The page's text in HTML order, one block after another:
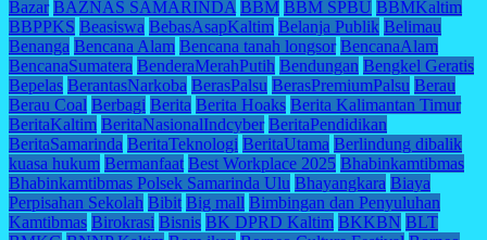
Bazar BAZNAS SAMARINDA BBM BBM SPBU BBMKaltim
BBPPKS Beasiswa BebasAsapKaltim Belanja Publik Belimau
Benanga Bencana Alam Bencana tanah longsor BencanaAlam
BencanaSumatera BenderaMerahPutih Bendungan Bengkel Geratis
Bepelas BerantasNarkoba BerasPalsu BerasPremiumPalsu Berau
Berau Coal Berbagi Berita Berita Hoaks Berita Kalimantan Timur
BeritaKaltim BeritaNasionalIndcyber BeritaPendidikan
BeritaSamarinda BeritaTeknologi BeritaUtama Berlindung dibalik
kuasa hukum Bermanfaat Best Workplace 2025 Bhabinkamtibmas
Bhabinkamtibmas Polsek Samarinda Ulu Bhayangkara Biaya
Perpisahan Sekolah Bibit Big mall Bimbingan dan Penyuluhan
Kamtibmas Birokrasi Bisnis BK DPRD Kaltim BKKBN BLT